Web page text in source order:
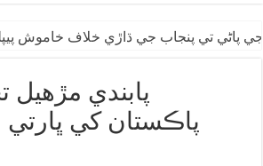
پاڻي تي پنجاب جي ڌاڙي خلاف خاموش
پابندي مڙهيل
پاڪستان کي